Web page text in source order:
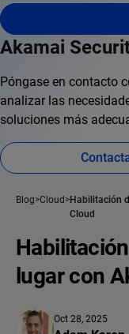
Akamai
Póngase en contacto
analizar las
soluciones más
Blog Cloud
Habilitación
Cloud
lugar con
Oct 28, 2025